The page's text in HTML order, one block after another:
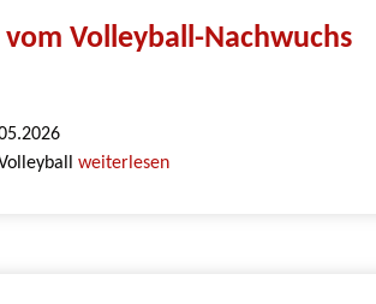
vom Volleyball-Nachwuchs
weiterlesen